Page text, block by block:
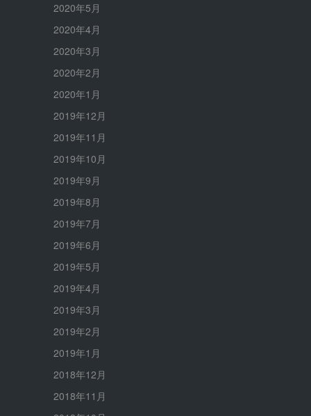
2020年5月
2020年4月
2020年3月
2020年2月
2020年1月
2019年12月
2019年11月
2019年10月
2019年9月
2019年8月
2019年7月
2019年6月
2019年5月
2019年4月
2019年3月
2019年2月
2019年1月
2018年12月
2018年11月